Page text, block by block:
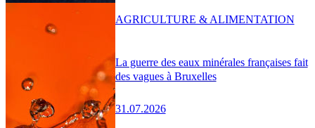
La guerre des eaux minérales françaises fait
des vagues à Bruxelles
31.07.2026
AGRICULTURE & ALIMENTATION